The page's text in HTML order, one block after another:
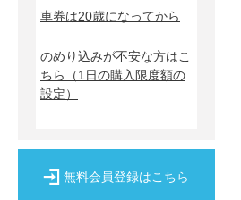
車券は20歳になってから
のめり込みが不安な方はこ
ちら
（1日の購入限度額の
設定）
無料会員登録はこちら